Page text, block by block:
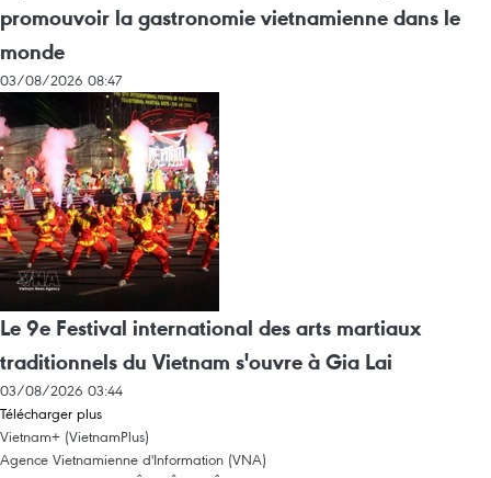
promouvoir la gastronomie vietnamienne dans le
monde
03/08/2026 08:47
Le 9e Festival international des arts martiaux
traditionnels du Vietnam s'ouvre à Gia Lai
03/08/2026 03:44
Télécharger plus
Vietnam+ (VietnamPlus)
Agence Vietnamienne d'Information (VNA)